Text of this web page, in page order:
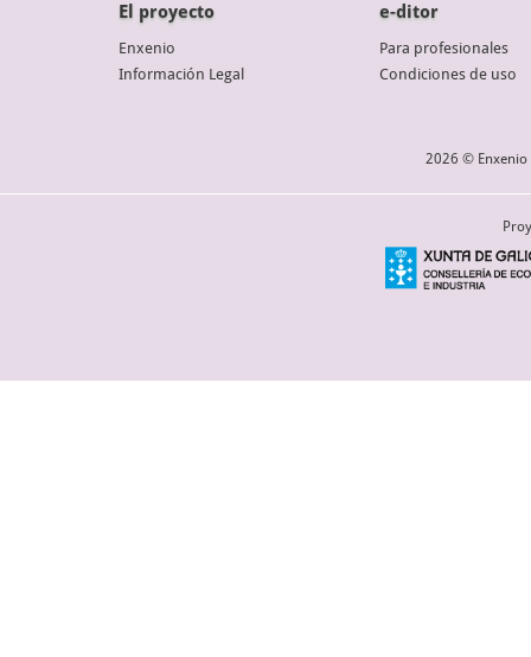
El proyecto
Enxenio
Información Legal
e-ditor
Para profesionales
Condiciones de uso
2026 © Enxenio